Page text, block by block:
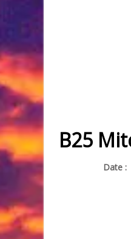
B25
Date :